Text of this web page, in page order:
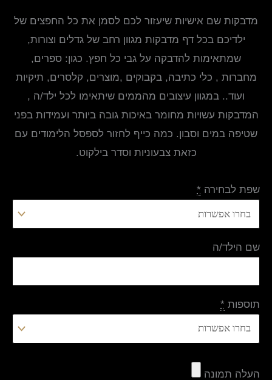
מדבקות שם אישיות שיעזור לכם לסמן את כל החפצים של
ילדיכם בכל דף מדבקות מגוון רחב של גדלים וצורות,
שמתאימות להדבקה על גבי כל חפץ. כגון: ספרים,
מחברות , כלי כתיבה, בקבוקים ,מוצרים, קלסרים, תיקיות
ועוד.. במגוון עיצובים מהממים שיתאימו לכל ילד/ה ,
המדבקות עשויות מחומר באיכות גובה ביותר ועמידות בפני
שטיפה במים וסבון. כמה כייף לחזור לספסל הלימודים עם
כזאת צבעוניות וסדר בילקוט.
שפת לבחירה *
שם הילד/ה
תוספות *
העלה תמונה